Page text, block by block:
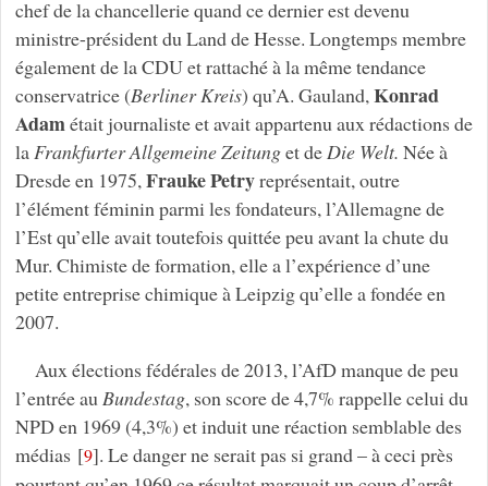
chef de la chancellerie quand ce dernier est devenu
ministre-président du Land de Hesse. Longtemps membre
également de la CDU et rattaché à la même tendance
conservatrice (Berliner Kreis) qu’A. Gauland, Konrad
Adamétait journaliste et avait appartenu aux rédactions de
la Frankfurter Allgemeine Zeitunget de Die Welt. Née à
Dresde en 1975, Frauke Petryreprésentait, outre
l’élément féminin parmi les fondateurs, l’Allemagne de
l’Est qu’elle avait toutefois quittée peu avant la chute du
Mur. Chimiste de formation, elle a l’expérience d’une
petite entreprise chimique à Leipzig qu’elle a fondée en
2007.
Aux élections fédérales de 2013, l’AfD manque de peu
l’entrée au Bundestag, son score de 4,7% rappelle celui du
NPD en 1969 (4,3%) et induit une réaction semblable des
médias [9]. Le danger ne serait pas si grand – à ceci près